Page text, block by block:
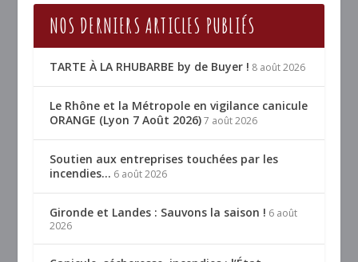
NOS DERNIERS ARTICLES PUBLIÉS
TARTE À LA RHUBARBE by de Buyer ! 8 août 2026
Le Rhône et la Métropole en vigilance canicule
ORANGE (Lyon 7 Août 2026) 7 août 2026
Soutien aux entreprises touchées par les
incendies… 6 août 2026
Gironde et Landes : Sauvons la saison ! 6 août
2026